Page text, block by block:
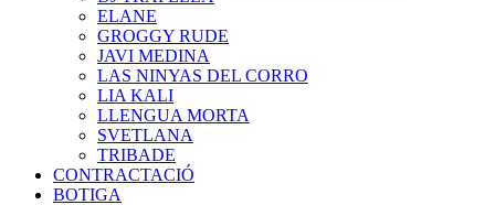
ELANE
GROGGY RUDE
JAVI MEDINA
LAS NINYAS DEL CORRO
LIA KALI
LLENGUA MORTA
SVETLANA
TRIBADE
CONTRACTACIÓ
BOTIGA